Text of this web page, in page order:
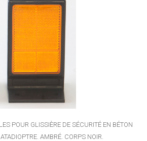
POUR GLISSIÈRE DE SÉCURITÉ EN BÉTON
AMBRÉ. CORPS NOIR.